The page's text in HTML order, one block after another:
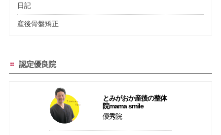
日記
産後骨盤矯正
認定優良院
とみがおか産後の整体
院mama smile
優秀院